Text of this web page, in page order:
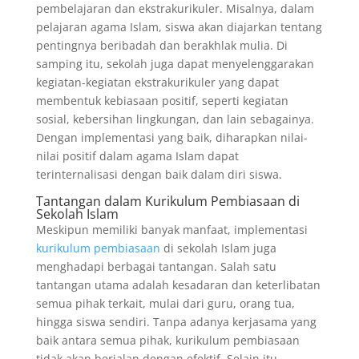
pembelajaran dan ekstrakurikuler. Misalnya, dalam
pelajaran agama Islam, siswa akan diajarkan tentang
pentingnya beribadah dan berakhlak mulia. Di
samping itu, sekolah juga dapat menyelenggarakan
kegiatan-kegiatan ekstrakurikuler yang dapat
membentuk kebiasaan positif, seperti kegiatan
sosial, kebersihan lingkungan, dan lain sebagainya.
Dengan implementasi yang baik, diharapkan nilai-
nilai positif dalam agama Islam dapat
terinternalisasi dengan baik dalam diri siswa.
Tantangan dalam Kurikulum Pembiasaan di
Sekolah Islam
Meskipun memiliki banyak manfaat, implementasi
kurikulum pembiasaan di sekolah Islam juga
menghadapi berbagai tantangan. Salah satu
tantangan utama adalah kesadaran dan keterlibatan
semua pihak terkait, mulai dari guru, orang tua,
hingga siswa sendiri. Tanpa adanya kerjasama yang
baik antara semua pihak, kurikulum pembiasaan